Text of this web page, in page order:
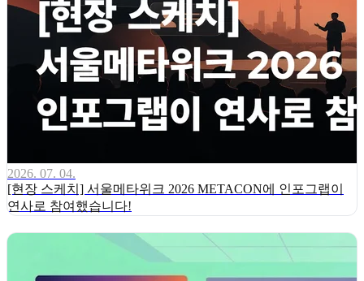
2026. 07. 04.
[현장 스케치] 서울메타위크 2026 METACON에 인포그랩이
연사로 참여했습니다!